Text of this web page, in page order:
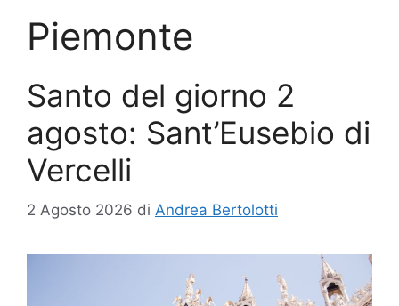
Piemonte
Santo del giorno 2
agosto: Sant’Eusebio di
Vercelli
2 Agosto 2026 di Andrea Bertolotti